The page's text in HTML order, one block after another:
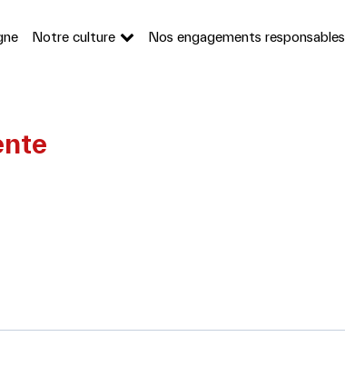
Notre culture Nos engagements responsables